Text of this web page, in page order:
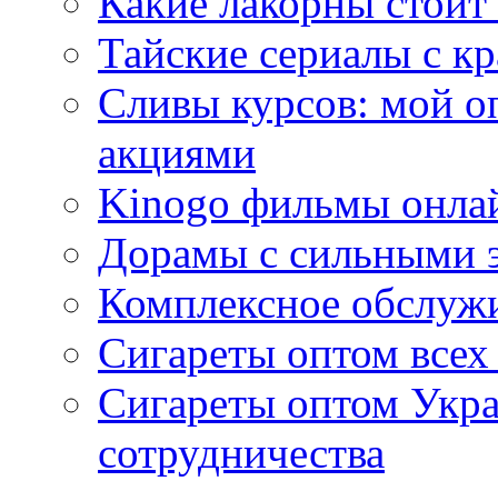
Тайские сериалы с
Сливы курсов: мой
акциями
Kinogo фильмы
Дорамы с сильными
Комплексное
Сигареты оптом
Сигареты оптом
сотрудничества